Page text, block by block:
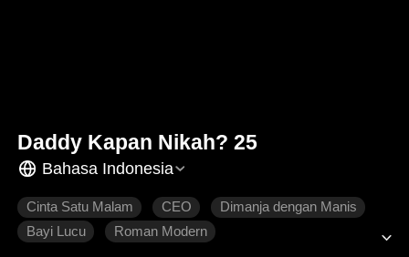
Daddy Kapan Nikah? 25
Bahasa Indonesia
Cinta Satu Malam CEO
Dimanja dengan Manis
Bayi Lucu
Roman Modern